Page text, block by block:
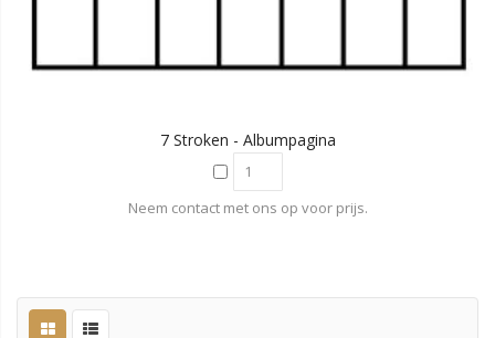
7 Stroken - Albumpagina
Neem contact met ons op voor prijs.